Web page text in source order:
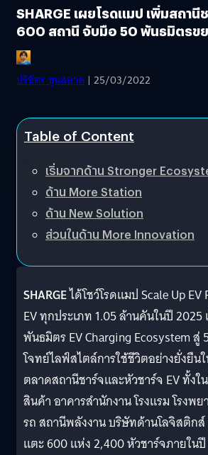
SHARGE เผยโรดแมป เพิ่มสถา
600 สถานี จับมือ 50 พันธมิตรขย
ปริฉัตร ขุนสอาด | 25/03/2022
Table of Content
เริ่มจากด้าน Stronger
ด้าน More Station
ด้าน New Solution
ส่วนในด้าน More Innovation
SHARGEได้โชว์โรดแมป Scale Up
EV ทุกประเภท 1.05 ล้านคันในปี
พันธมิตร EV Charging Ecosystem สู่
โจทย์ไลฟ์สไตล์การใช้ชีวิตอย่างยั่งยืน
ตลาดสถานีชาร์จและหัวชาร์จ EV ทั้ง
สินค้า อาคารสำนักงาน โรงแรม โรง
รถ สถานีพลังงาน บริษัทด้านโลจิสติก
แตะ 600 แห่ง 2,400 หัวชาร์จภายใน